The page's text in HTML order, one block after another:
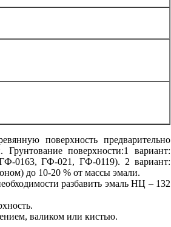
поверхность предварительно
поверхности:1 вариант:
0163, ГФ-021, ГФ-0119). 2 вариант:
до 10-20 % от массы эмали.
разбавить эмаль НЦ – 132
валиком или кистью.